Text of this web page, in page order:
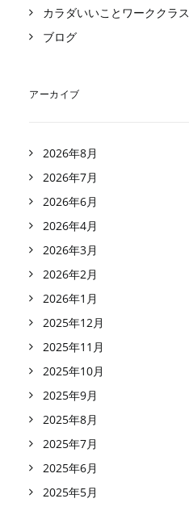
カラダいいことワーククラス
ブログ
アーカイブ
2026年8月
2026年7月
2026年6月
2026年4月
2026年3月
2026年2月
2026年1月
2025年12月
2025年11月
2025年10月
2025年9月
2025年8月
2025年7月
2025年6月
2025年5月